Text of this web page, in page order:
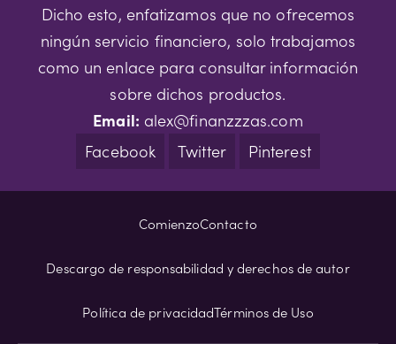
Dicho esto, enfatizamos que no ofrecemos
ningún servicio financiero, solo trabajamos
como un enlace para consultar información
sobre dichos productos.
Email: alex@finanzzzas.com
Facebook
Twitter Pinterest
ComienzoContacto
Descargo de responsabilidad y derechos de autor
Política de privacidadTérminos de Uso